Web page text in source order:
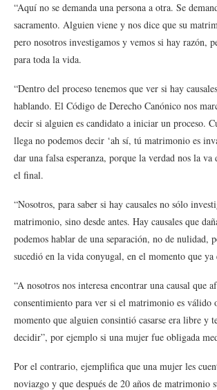
“Aquí no se demanda una persona a otra. Se
sacramento. Alguien viene y nos dice que su
pero nosotros investigamos y vemos si hay razón,
para toda la vida.
“Dentro del proceso tenemos que ver si hay
hablando. El Código de Derecho Canónico nos
decir si alguien es candidato a iniciar un proceso.
llega no podemos decir ‘ah sí, tú matrimonio es
dar una falsa esperanza, porque la verdad nos la va
el final.
“Nosotros, para saber si hay causales no sólo
matrimonio, sino desde antes. Hay causales que
podemos hablar de una separación, no de nulidad,
sucedió en la vida conyugal, en el momento que ya
“A nosotros nos interesa encontrar una causal que
consentimiento para ver si el matrimonio es válido
momento que alguien consintió casarse era libre y
decidir”, por ejemplo si una mujer fue obligada
Por el contrario, ejemplifica que una mujer les
noviazgo y que después de 20 años de matrimonio